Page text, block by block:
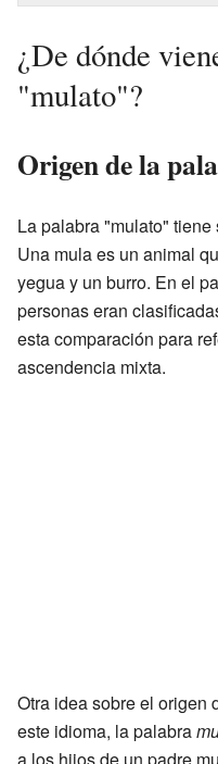
¿De dónde
"mulato"?
Origen de la
La palabra "mulato"
Una mula es un animal
yegua y un burro. En el
personas eran
esta comparación para
ascendencia mixta.
Otra idea sobre el origen
este idioma, la palabra
a los hijos de un padre